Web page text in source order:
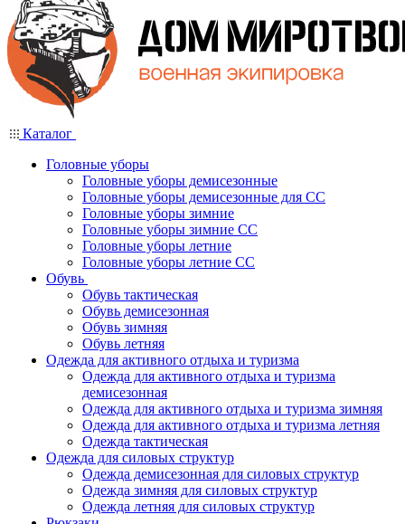
Каталог
Головные уборы
Головные уборы демисезонные
Головные уборы демисезонные для СС
Головные уборы зимние
Головные уборы зимние СС
Головные уборы летние
Головные уборы летние СС
Обувь
Обувь тактическая
Обувь демисезонная
Обувь зимняя
Обувь летняя
Одежда для активного отдыха и туризма
Одежда для активного отдыха и туризма
демисезонная
Одежда для активного отдыха и туризма зимняя
Одежда для активного отдыха и туризма летняя
Одежда тактическая
Одежда для силовых структур
Одежда демисезонная для силовых структур
Одежда зимняя для силовых структур
Одежда летняя для силовых структур